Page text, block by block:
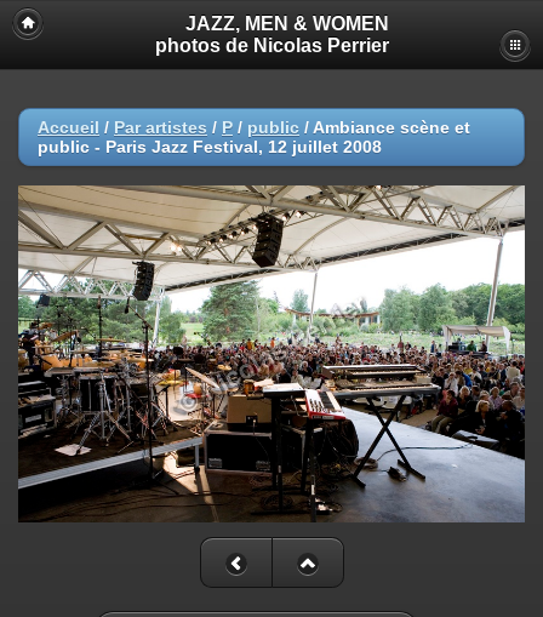
JAZZ, MEN & WOMEN
photos de Nicolas Perrier
Accueil / Par artistes / P / public / Ambiance scène et
public - Paris Jazz Festival, 12 juillet 2008